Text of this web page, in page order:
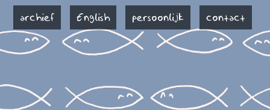
archief English persoonlijk contact